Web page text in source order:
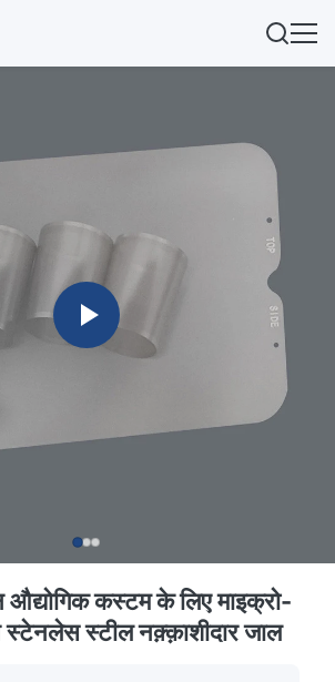
कस्टम के लिए माइक्रो-
स्टेनलेस स्टील नक़्क़ाशीदार जाल